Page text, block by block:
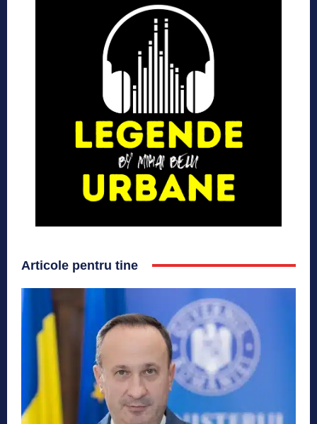
Articole pentru tine